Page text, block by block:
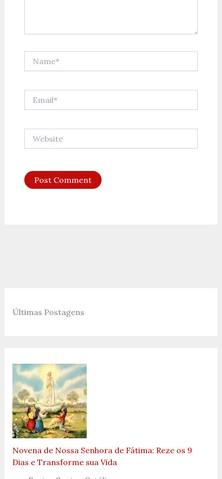
Últimas Postagens
Novena de Nossa Senhora de Fátima: Reze os 9
Dias e Transforme sua Vida